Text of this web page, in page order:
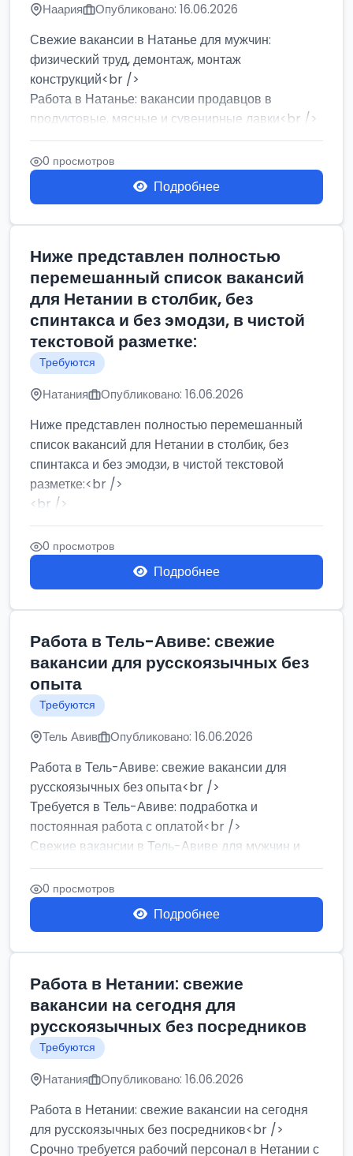
Наария Опубликовано: 16.06.2026
Свежие вакансии в Натанье для мужчин:
физический труд, демонтаж, монтаж
конструкций<br />
Работа в Натанье: вакансии продавцов в
продуктовые, мясные и сувенирные лавки<br />
Разнорабочий на сборку м...
0 просмотров
Подробнее
Ниже представлен полностью
перемешанный список вакансий
для Нетании в столбик, без
спинтакса и без эмодзи, в чистой
текстовой разметке:
Требуются
Натания Опубликовано: 16.06.2026
Ниже представлен полностью перемешанный
список вакансий для Нетании в столбик, без
спинтакса и без эмодзи, в чистой текстовой
разметке:<br />
<br />
Работа в Нетании на мебельном производстве:
требу...
0 просмотров
Подробнее
Работа в Тель-Авиве: свежие
вакансии для русскоязычных без
опыта
Требуются
Тель Авив Опубликовано: 16.06.2026
Работа в Тель-Авиве: свежие вакансии для
русскоязычных без опыта<br />
Требуется в Тель-Авиве: подработка и
постоянная работа с оплатой<br />
Свежие вакансии в Тель-Авиве для мужчин и
женщин от хозя...
0 просмотров
Подробнее
Работа в Нетании: свежие
вакансии на сегодня для
русскоязычных без посредников
Требуются
Натания Опубликовано: 16.06.2026
Работа в Нетании: свежие вакансии на сегодня
для русскоязычных без посредников<br />
Срочно требуется рабочий персонал в Нетании с